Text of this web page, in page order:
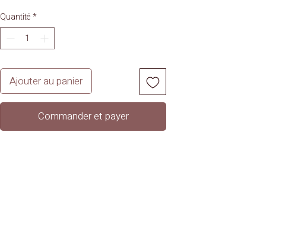
Quantité*
Ajouter au panier
Commander et payer